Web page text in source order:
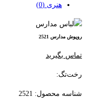
هنری (0)
روپوش مدارس 2521
تماس بگیرید
رخت‌تگ:
شناسه محصول: 2521